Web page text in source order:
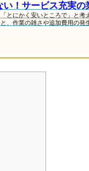
！サービス充実の
とにかく安いところで」と
、作業の雑さや追加費用の発